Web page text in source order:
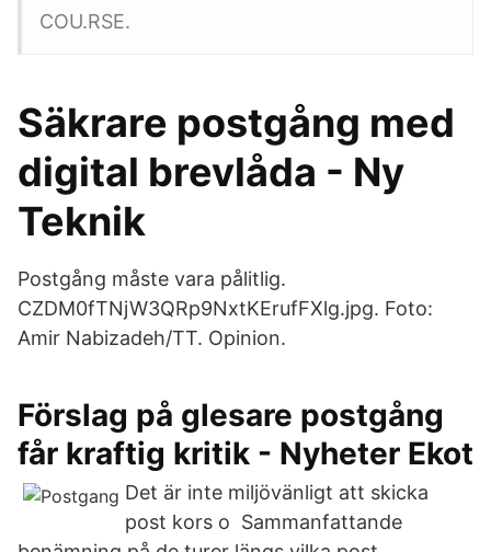
COU.RSE.
Säkrare postgång med
digital brevlåda - Ny
Teknik
Postgång måste vara pålitlig.
CZDM0fTNjW3QRp9NxtKErufFXlg.jpg. Foto:
Amir Nabizadeh/TT. Opinion.
Förslag på glesare postgång
får kraftig kritik - Nyheter Ekot
Det är inte miljövänligt att skicka
post kors o Sammanfattande